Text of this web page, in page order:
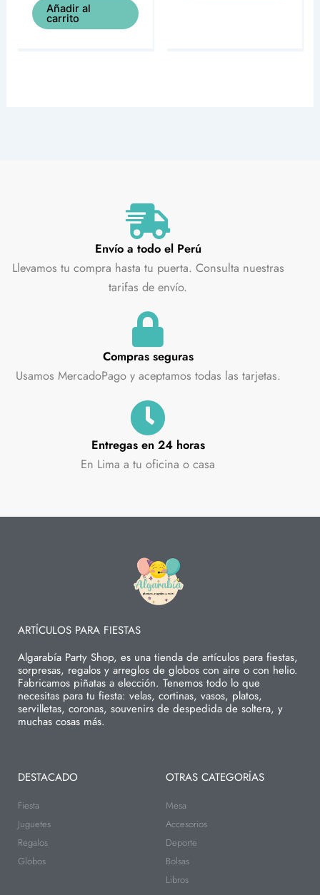
Añadir al
carrito
Envío a todo el Perú
Llevamos tu compra hasta tu puerta. Consulta nuestras
tarifas de envío.
Compras seguras
Usamos MercadoPago y aceptamos todas las tarjetas.
Entregas en 24 horas
En Lima a tu oficina o casa
ARTÍCULOS PARA FIESTAS
Algarabía Party Shop, es una tienda de artículos para fiestas,
sorpresas, regalos y arreglos de globos con aire o con helio.
Fabricamos piñatas a elección. Tenemos todo lo que
necesitas para tu fiesta: velas, cortinas, vasos, platos,
servilletas, coronas, souvenirs de despedida de soltera, y
muchas cosas más.
DESTACADO
Fiesta
Juguetes
Regalos
Globos
OTRAS CATEGORÍAS
Mesa
Accesorios
Deporte
Bolsas
Libros